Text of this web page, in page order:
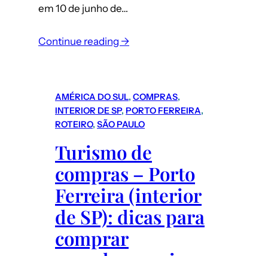
em 10 de junho de…
Continue reading →:
VelociCoaster
da
em
Orlando
(EUA)
AMÉRICA DO SUL, COMPRAS
INTERIOR DE SP, PORTO FERREIRA
ROTEIRO, SÃO PAULO
Turismo de
compras – Porto
Ferreira (interior
de SP): dicas para
comprar